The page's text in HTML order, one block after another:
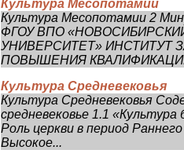
Культура Месопотамии
Культура Месопотамии 2
ФГОУ ВПО
УНИВЕРСИТЕТ» ИНСТИТУТ
ПОВЫШЕНИЯ КВАЛИФИКАЦИИ
Культура Средневековья
Культура Средневековья
средневековье 1.1
Роль церкви в период
Высокое...